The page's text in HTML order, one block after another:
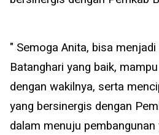
" Semoga Anita, bisa
Batanghari yang baik,
dengan wakilnya, serta
yang bersinergis dengan
dalam menuju pembangunan